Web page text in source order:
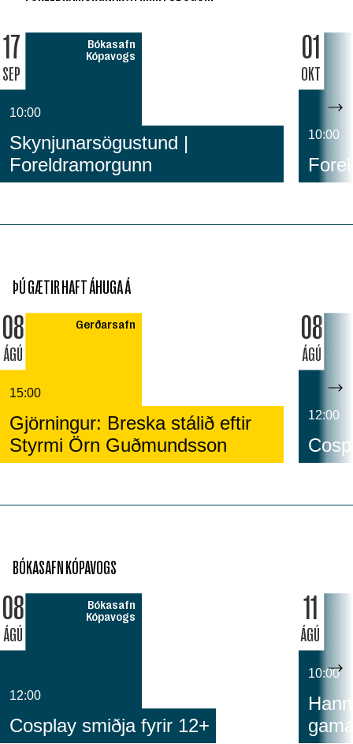
17
SEP
Bókasafn
Kópavogs
10:00
Skynjunarsögustund |
Foreldramorgunn
01
OKT
10:00
ÞÚ GÆTIR HAFT ÁHUGA Á
08
ÁGÚ
Gerðarsafn
15:00
Gjörningur: Breska stálið eftir
Styrmi Örn Guðmundsson
08
ÁGÚ
12:00
BÓKASAFN KÓPAVOGS
08
ÁGÚ
Bókasafn
Kópavogs
12:00
Cosplay smiðja fyrir 12+
11
ÁGÚ
10:00